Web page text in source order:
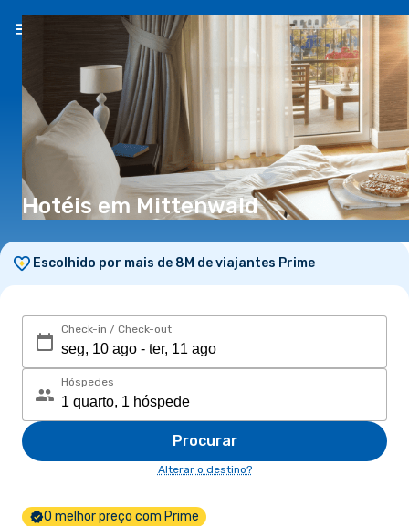
PT(€)
Hotéis em Mittenwald
Escolhido por mais de 8M de viajantes Prime
Check-in / Check-out
Hóspedes
Procurar
Alterar o destino?
O melhor preço com Prime